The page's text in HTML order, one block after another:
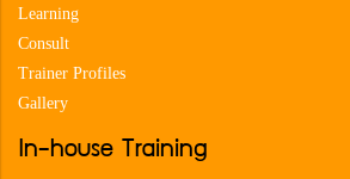
Learning
Consult
Trainer Profiles
Gallery
In-house Training